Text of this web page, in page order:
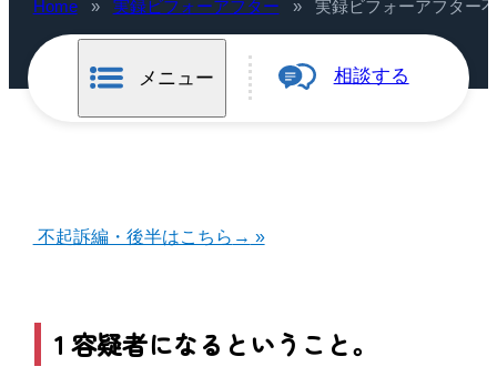
Home » 実録ビフォーアフター » 実録ビフォーアフター
メニュー 相談する
不起訴編・後半はこちら → »
1 容疑者になるということ。